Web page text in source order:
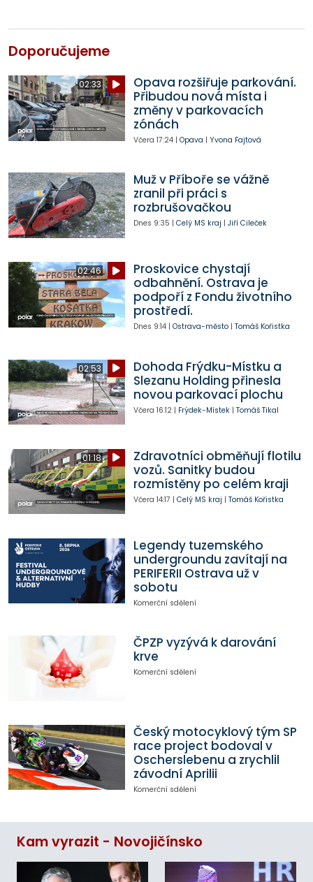
Doporučujeme
02:33
Opava rozšiřuje parkování.
Přibudou nová místa i
změny v parkovacích
zónách
Včera 17:24| Opava | Yvona Fajtová
Muž v Příboře se vážně
zranil při práci s
rozbrušovačkou
Dnes 9:35 | Celý MS kraj | Jiří Cileček
02:46
Proskovice chystají
odbahnění. Ostrava je
podpoří z Fondu životního
prostředí.
Dnes 9:14| Ostrava-město| Tomáš Kořistka
02:53
Dohoda Frýdku-Místku a
Slezanu Holding přinesla
novou parkovací plochu
Včera 16:12| Frýdek-Místek| Tomáš Tikal
01:18
Zdravotníci obměňují flotilu
vozů. Sanitky budou
rozmístěny po celém kraji
Včera 14:17 | Celý MS kraj | Tomáš Kořistka
Legendy tuzemského
undergroundu zavítají na
PERIFERII Ostrava už v
sobotu
Komerční sdělení
ČPZP vyzývá k darování
krve
Komerční sdělení
Český motocyklový tým SP
race project bodoval v
Oscherslebenu a zrychlil
závodní Aprilii
Komerční sdělení
Kam vyrazit - Novojičínsko